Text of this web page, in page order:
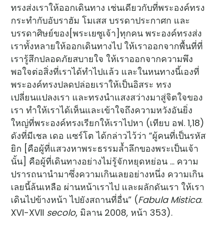
ทรงส่งเราให้ออกเดินทาง เช่นเดียวกับที่พระองค์ทรง
กระทำกับอับราฮัม โมเสส บรรดาประกาศก และ
บรรดาศิษย์ของ[พระเยซูเจ้า]ทุกคน พระองค์ทรงส่ง
เราทั้งหลายให้ออกเดินทางไป ให้เราออกจากพื้นที่ที่
เรารู้สึกปลอดภัยสบายใจ ให้เราออกจากความพึง
พอใจต่อสิ่งที่เราได้ทำไปแล้ว และในหนทางนี้เองที่
พระองค์ทรงปลดปล่อยเราให้เป็นอิสระ ทรง
เปลี่ยนแปลงเรา และทรงนำแสงสว่างมาสู่จิตใจของ
เรา ทำให้เราได้เห็นและเข้าใจถึงความหวังอันยิ่ง
ใหญ่ที่พระองค์ทรงเรียกให้เราไปหา (เทียบ อฟ. 1,18)
ดังที่มีเชล เดอ แซร์โต ได้กล่าวไว้ว่า “ผู้คนที่เป็นรหัส
ยิก [คือผู้ที่แสวงหาพระธรรมล้ำลึกของพระเป็นเจ้า
นั้น] คือผู้ที่เดินทางอย่างไม่รู้จักหยุดหย่อน … ความ
ปรารถนานำมาซึ่งความเกินเลยอย่างหนึ่ง ความเกิน
เลยนี้ล้นเหลือ ผ่านหน้าเราไป และผลักดันเรา ให้เรา
เดินไปข้างหน้า ไปยังสถานที่อื่น” (Fabula Mistica.
XVI-XVII secolo, มิลาน 2008, หน้า 353).